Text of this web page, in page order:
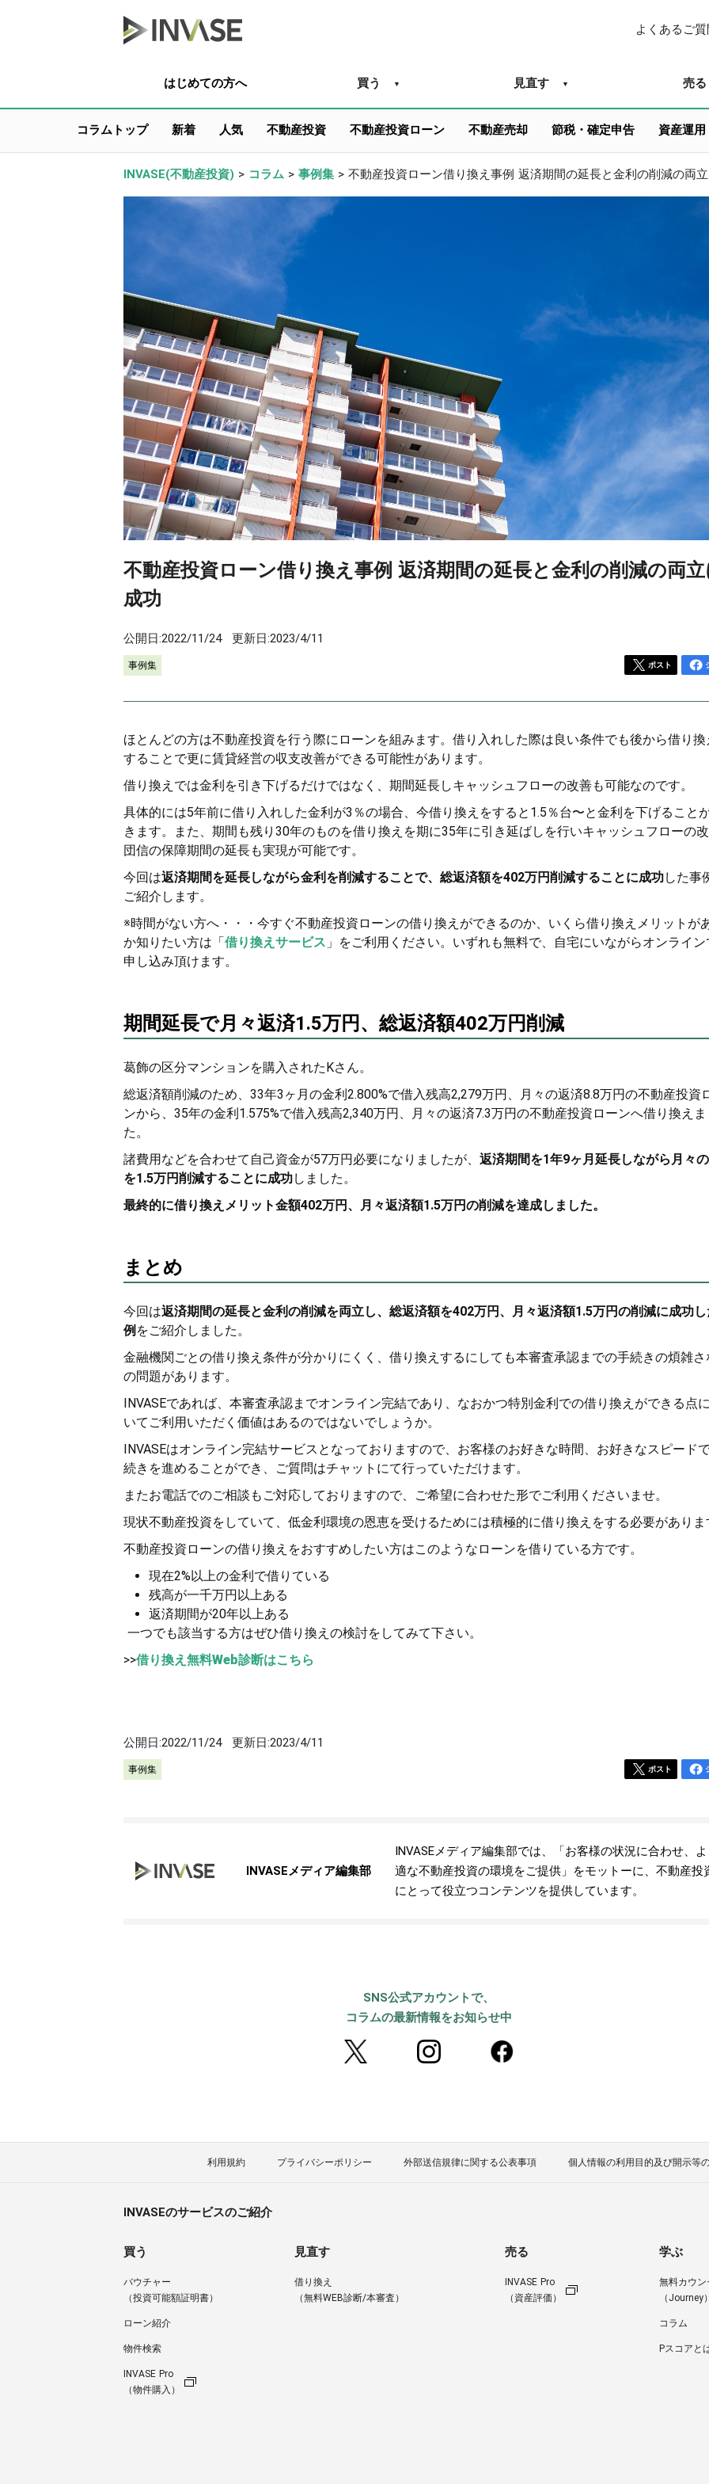
よくあるご質
はじめての方へ 買う 見直す 売る
コラムトップ 新着 人気 不動産投資 不動産投資ローン 不動産売却 節税・確定申告 資産運用
INVASE(不動産投資) > コラム > 事例集 > 不動産投資ローン借り換え事例 返済期間の延長と金利の削減の両
不動産投資ローン借り換え事例 返済期間の延長と金利の削減の両立
成功
公開日:2022/11/24 更新日:2023/4/11
事例集 ポスト
ほとんどの方は不動産投資を行う際にローンを組みます。借り入れした際は良い条件でも後から借り換
することで更に賃貸経営の収支改善ができる可能性があります。
借り換えでは金利を引き下げるだけではなく、期間延長しキャッシュフローの改善も可能なのです。
具体的には5年前に借り入れした金利が3％の場合、今借り換えをすると1.5％台〜と金利を下げること
きます。また、期間も残り30年のものを借り換えを期に35年に引き延ばしを行いキャッシュフローの
団信の保障期間の延長も実現が可能です。
今回は返済期間を延長しながら金利を削減することで、総返済額を402万円削減することに成功した事
ご紹介します。
※時間がない方へ・・・今すぐ不動産投資ローンの借り換えができるのか、いくら借り換えメリットが
か知りたい方は「 借り換えサービス 」をご利用ください。いずれも無料で、自宅にいながらオンライン
申し込み頂けます。
期間延長で月々返済1.5万円、総返済額402万円削減
葛飾の区分マンションを購入されたKさん。
総返済額削減のため、33年3ヶ月の金利2.800%で借入残高2,279万円、月々の返済8.8万円の不動産投資
ンから、35年の金利1.575%で借入残高2,340万円、月々の返済7.3万円の不動産投資ローンへ借り換えま
た。
諸費用などを合わせて自己資金が57万円必要になりましたが、 返済期間を1年9ヶ月延長しながら月々
を1.5万円削減することに成功しました。
最終的に借り換えメリット金額402万円、月々返済額1.5万円の削減を達成しました。
まとめ
今回は返済期間の延長と金利の削減を両立し、総返済額を402万円、月々返済額1.5万円の削減に成功
例 をご紹介しました。
金融機関ごとの借り換え条件が分かりにくく、借り換えするにしても本審査承認までの手続きの煩雑さ
の問題があります。
INVASEであれば、本審査承認までオンライン完結であり、なおかつ特別金利での借り換えができる点
いてご利用いただく価値はあるのではないでしょうか。
INVASEはオンライン完結サービスとなっておりますので、お客様のお好きな時間、お好きなスピード
続きを進めることができ、ご質問はチャットにて行っていただけます。
またお電話でのご相談もご対応しておりますので、ご希望に合わせた形でご利用くださいませ。
現状不動産投資をしていて、低金利環境の恩恵を受けるためには積極的に借り換えをする必要がありま
不動産投資ローンの借り換えをおすすめしたい方はこのようなローンを借りている方です。
現在2%以上の金利で借りている
残高が一千万円以上ある
返済期間が20年以上ある
一つでも該当する方はぜひ借り換えの検討をしてみて下さい。
>>借り換え無料Web診断はこちら
公開日:2022/11/24 更新日:2023/4/11
事例集 ポスト
INVASEメディア編集部
INVASEメディア編集部では、「お客様の状況に合わせ、
適な不動産投資の環境をご提供」をモットーに、不動産投
にとって役立つコンテンツを提供しています。
SNS公式アカウントで、
コラムの最新情報をお知らせ中
利用規約 プライバシーポリシー 外部送信規律に関する公表事項 個人情報の利用目的及び開示等
INVASEのサービスのご紹介
買う
バウチャー
（投資可能額証明書）
ローン紹介
物件検索
INVASE Pro
（物件購入）
見直す
借り換え
（無料WEB診断/本審査）
売る
INVASE Pro
（資産評価）
学ぶ
無料カウン
（Journey）
コラム
Pスコアと